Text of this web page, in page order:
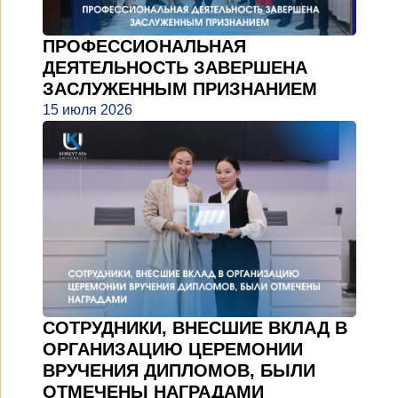
ПРОФЕССИОНАЛЬНАЯ
ДЕЯТЕЛЬНОСТЬ ЗАВЕРШЕНА
ЗАСЛУЖЕННЫМ ПРИЗНАНИЕМ
15 июля 2026
СОТРУДНИКИ, ВНЕСШИЕ ВКЛАД В
ОРГАНИЗАЦИЮ ЦЕРЕМОНИИ
ВРУЧЕНИЯ ДИПЛОМОВ, БЫЛИ
ОТМЕЧЕНЫ НАГРАДАМИ